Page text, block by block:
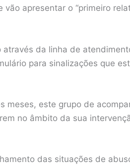
vão apresentar o “primeiro
através da linha de
para sinalizações que
meses, este grupo de
no âmbito da sua
das situações de